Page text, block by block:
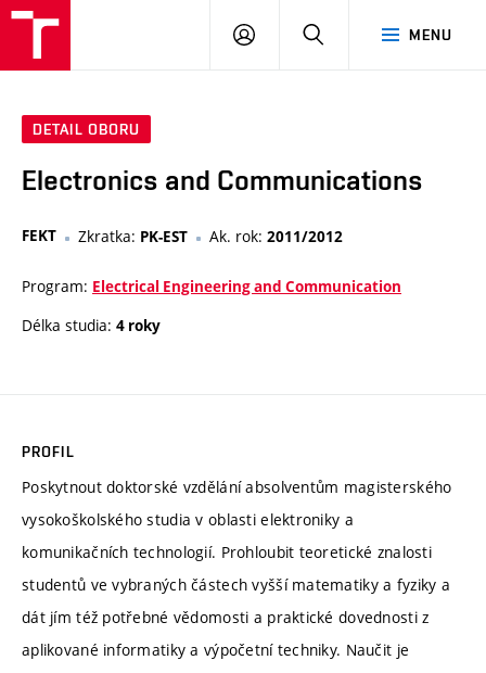
MENU
PŘIHLÁSIT
DETAIL OBORU
Electronics and Communications
FEKT Zkratka: PK-EST Ak. rok: 2011/2012
Program: Electrical Engineering and Communication
Délka studia: 4 roky
PROFIL
Poskytnout doktorské vzdělání absolventům magisterského
vysokoškolského studia v oblasti elektroniky a
komunikačních technologií. Prohloubit teoretické znalosti
studentů ve vybraných částech vyšší matematiky a fyziky a
dát jím též potřebné vědomosti a praktické dovednosti z
aplikované informatiky a výpočetní techniky. Naučit je